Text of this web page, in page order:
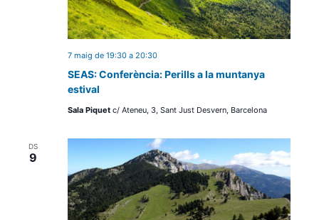
SEAS: Conferència: Perills a la muntanya
estival
7 maig de 19:30a 20:30
Sala Piquet c/ Ateneu, 3, Sant Just Desvern, Barcelona
DS
9